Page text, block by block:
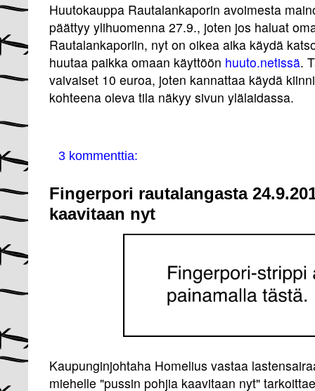
Huutokauppa Rautalankaporin avoimesta
päättyy ylihuomenna 27.9., joten jos haluat
Rautalankaporiin, nyt on oikea aika käydä
huutaa paikka omaan käyttöön huuto.netissä.
vaivaiset 10 euroa, joten kannattaa käydä
kohteena oleva tila näkyy sivun ylälaidassa.
3 kommenttia:
Fingerpori rautalangasta
kaavitaan nyt
Kaupunginjohtaha Homelius vastaa
miehelle "pussin pohjia kaavitaan nyt"